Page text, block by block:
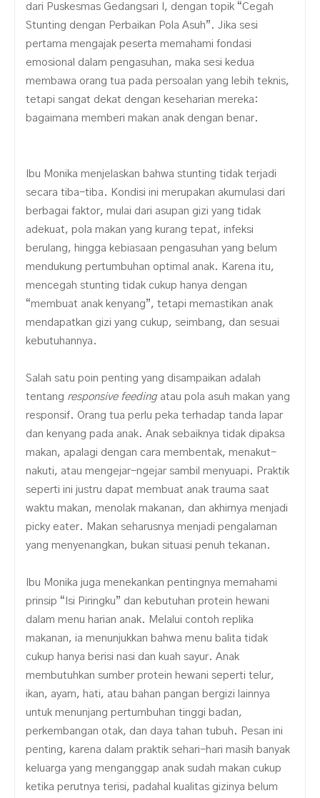
dari Puskesmas Gedangsari I, dengan topik “Cegah
Stunting dengan Perbaikan Pola Asuh”. Jika sesi
pertama mengajak peserta memahami fondasi
emosional dalam pengasuhan, maka sesi kedua
membawa orang tua pada persoalan yang lebih teknis,
tetapi sangat dekat dengan keseharian mereka:
bagaimana memberi makan anak dengan benar.
Ibu Monika menjelaskan bahwa stunting tidak terjadi
secara tiba-tiba. Kondisi ini merupakan akumulasi dari
berbagai faktor, mulai dari asupan gizi yang tidak
adekuat, pola makan yang kurang tepat, infeksi
berulang, hingga kebiasaan pengasuhan yang belum
mendukung pertumbuhan optimal anak. Karena itu,
mencegah stunting tidak cukup hanya dengan
“membuat anak kenyang”, tetapi memastikan anak
mendapatkan gizi yang cukup, seimbang, dan sesuai
kebutuhannya.
Salah satu poin penting yang disampaikan adalah
tentang responsive feedingatau pola asuh makan yang
responsif. Orang tua perlu peka terhadap tanda lapar
dan kenyang pada anak. Anak sebaiknya tidak dipaksa
makan, apalagi dengan cara membentak, menakut-
nakuti, atau mengejar-ngejar sambil menyuapi. Praktik
seperti ini justru dapat membuat anak trauma saat
waktu makan, menolak makanan, dan akhirnya menjadi
picky eater. Makan seharusnya menjadi pengalaman
yang menyenangkan, bukan situasi penuh tekanan.
Ibu Monika juga menekankan pentingnya memahami
prinsip “Isi Piringku” dan kebutuhan protein hewani
dalam menu harian anak. Melalui contoh replika
makanan, ia menunjukkan bahwa menu balita tidak
cukup hanya berisi nasi dan kuah sayur. Anak
membutuhkan sumber protein hewani seperti telur,
ikan, ayam, hati, atau bahan pangan bergizi lainnya
untuk menunjang pertumbuhan tinggi badan,
perkembangan otak, dan daya tahan tubuh. Pesan ini
penting, karena dalam praktik sehari-hari masih banyak
keluarga yang menganggap anak sudah makan cukup
ketika perutnya terisi, padahal kualitas gizinya belum